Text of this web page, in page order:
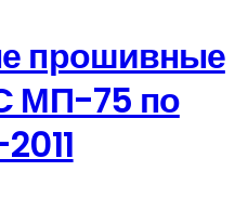
прошивные
МП-75 по